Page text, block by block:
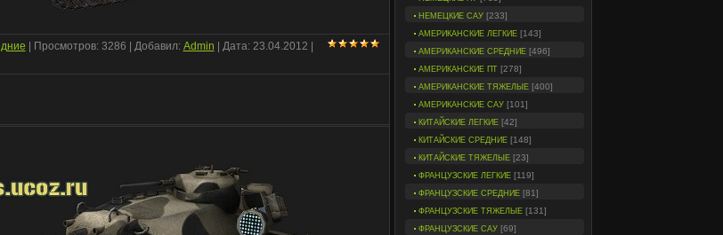
НЕМЕЦКИЕ САУ [233]
АМЕРИКАНСКИЕ ЛЕГКИЕ [143]
АМЕРИКАНСКИЕ СРЕДНИЕ [496]
АМЕРИКАНСКИЕ ПТ [278]
АМЕРИКАНСКИЕ ТЯЖЕЛЫЕ [400]
АМЕРИКАНСКИЕ САУ [101]
КИТАЙСКИЕ ЛЕГКИЕ [42]
КИТАЙСКИЕ СРЕДНИЕ [148]
КИТАЙСКИЕ ТЯЖЕЛЫЕ [23]
ФРАНЦУЗСКИЕ ЛЕГКИЕ [119]
ФРАНЦУЗСКИЕ СРЕДНИЕ [81]
ФРАНЦУЗСКИЕ ТЯЖЕЛЫЕ [131]
ФРАНЦУЗСКИЕ САУ [69]
| Просмотров: 3286 | Добавил: Admin | Дата: 23.04.2012